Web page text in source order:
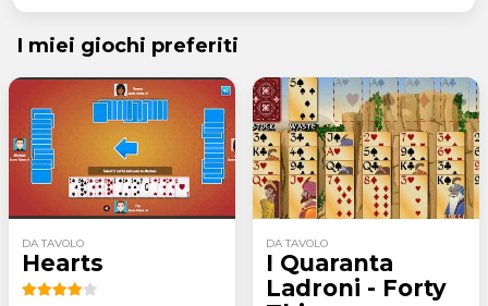
I miei giochi preferiti
DA TAVOLO
Hearts
DA TAVOLO
I Quaranta
Ladroni - Forty